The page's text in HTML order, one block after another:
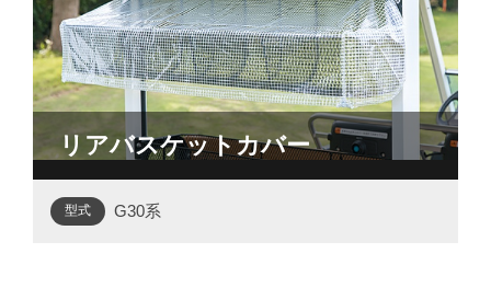
リアバスケットカバー
型式 G30系